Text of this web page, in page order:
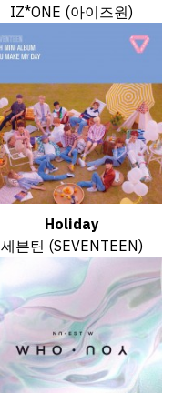
IZ*ONE (아이즈원)
Holiday
세븐틴 (SEVENTEEN)